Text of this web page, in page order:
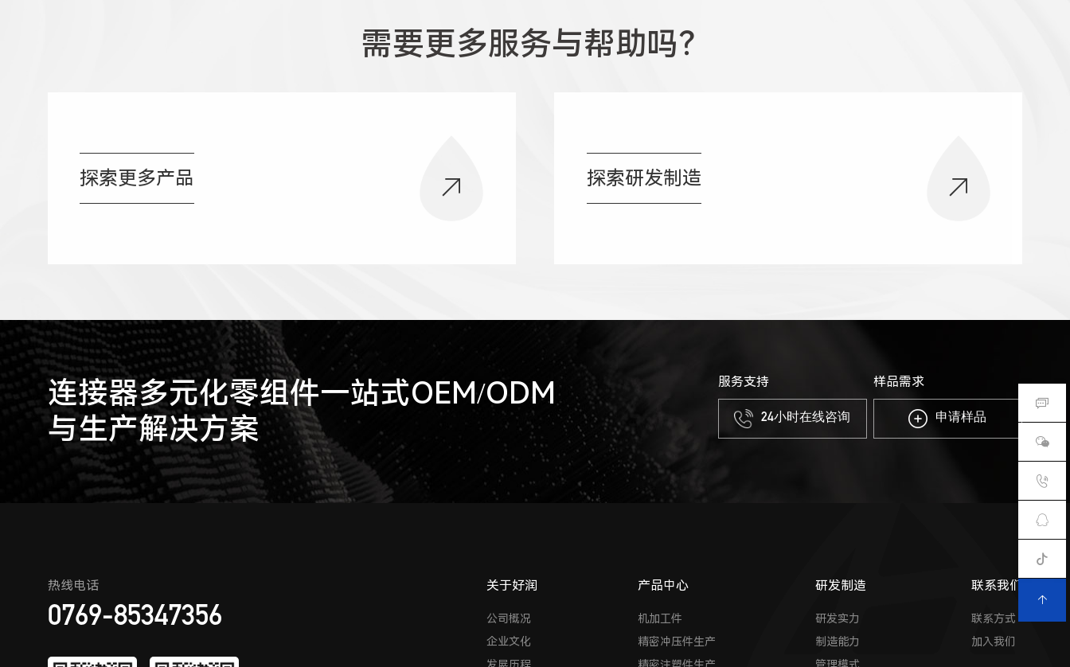
需要更多服务与帮助吗？
探索更多产品 探索研发制造
连接器多元化零组件一站式OEM/ODM
与生产解决方案
服务支持
24小时在线咨询
样品需求
申请样品
热线电话
0769-85347356
关于好润
公司概况
企业文化
产品中心
机加工件
精密冲压件生产
研发制造
研发实力
制造能力
联系我们
联系方式
加入我们